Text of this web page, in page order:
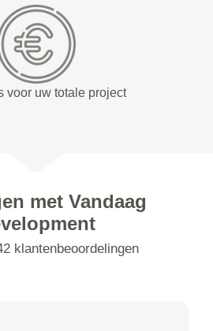
voor uw totale project
met Vandaag
klantenbeoordelingen